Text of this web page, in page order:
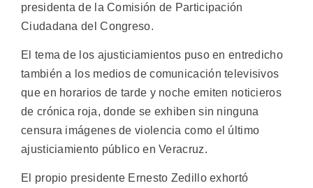
presidenta de la Comisión de Participación
Ciudadana del Congreso.
El tema de los ajusticiamientos puso en entredicho
también a los medios de comunicación televisivos
que en horarios de tarde y noche emiten noticieros
de crónica roja, donde se exhiben sin ninguna
censura imágenes de violencia como el último
ajusticiamiento público en Veracruz.
El propio presidente Ernesto Zedillo exhortó